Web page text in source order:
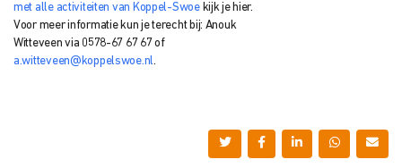
met alle activiteiten van Koppel-Swoekijk je hier.
Voor meer informatie kun je terecht bij: Anouk
Witteveen via 0578-67 67 67 of
a.witteveen@koppelswoe.nl